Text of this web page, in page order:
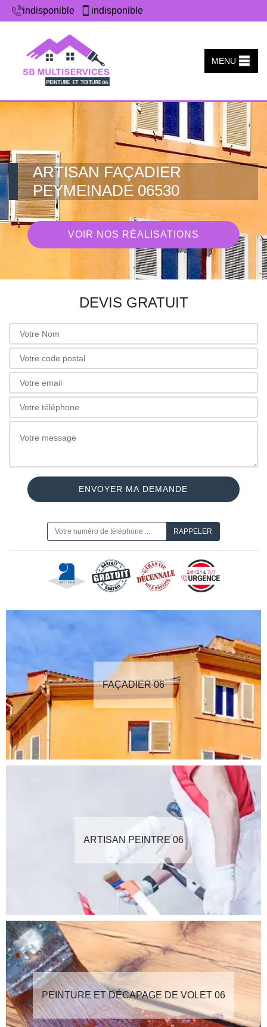
indisponible indisponible
MENU
ARTISAN FAÇADIER
PEYMEINADE 06530
VOIR NOS RÉALISATIONS
DEVIS GRATUIT
FAÇADIER 06
ARTISAN PEINTRE 06
PEINTURE ET DÉCAPAGE DE VOLET 06